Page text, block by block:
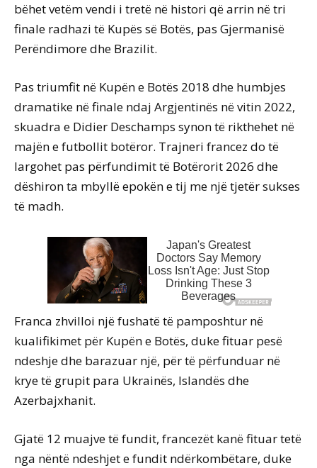
bëhet vetëm vendi i tretë në histori që arrin në tri
finale radhazi të Kupës së Botës, pas Gjermanisë
Perëndimore dhe Brazilit.
Pas triumfit në Kupën e Botës 2018 dhe humbjes
dramatike në finale ndaj Argjentinës në vitin 2022,
skuadra e Didier Deschamps synon të rikthehet në
majën e futbollit botëror. Trajneri francez do të
largohet pas përfundimit të Botërorit 2026 dhe
dëshiron ta mbyllë epokën e tij me një tjetër sukses
të madh.
Franca zhvilloi një fushatë të pamposhtur në
kualifikimet për Kupën e Botës, duke fituar pesë
ndeshje dhe barazuar një, për të përfunduar në
krye të grupit para Ukrainës, Islandës dhe
Azerbajxhanit.
Gjatë 12 muajve të fundit, francezët kanë fituar tetë
nga nëntë ndeshjet e fundit ndërkombëtare, duke